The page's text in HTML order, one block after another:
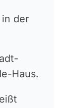
der
Haus.